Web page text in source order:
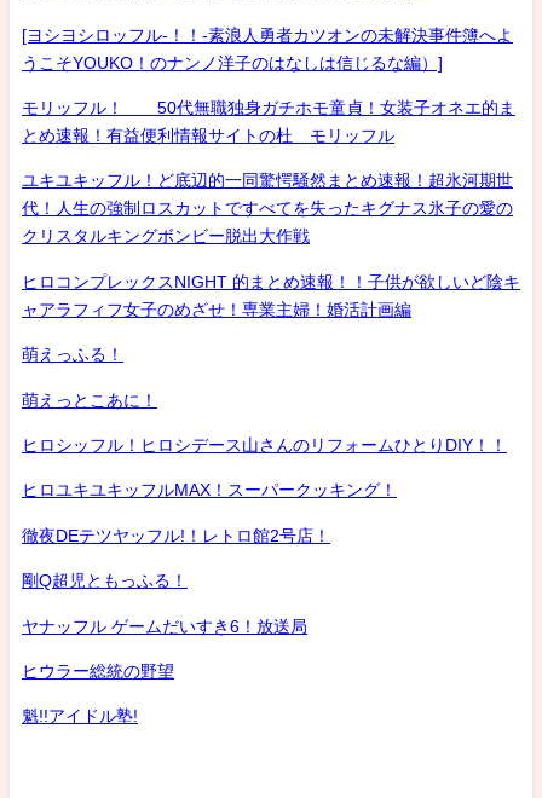
[ヨシヨシロッフル-！！-素浪人勇者カツオンの未解決事件簿へよ
うこそYOUKO！のナンノ洋子のはなしは信じるな編）]
モリッフル！ 50代無職独身ガチホモ童貞！女装子オネエ的ま
とめ速報！有益便利情報サイトの杜 モリッフル
ユキユキッフル！ど底辺的一同驚愕騒然まとめ速報！超氷河期世
代！人生の強制ロスカットですべてを失ったキグナス氷子の愛の
クリスタルキングボンビー脱出大作戦
ヒロコンプレックスNIGHT 的まとめ速報！！子供が欲しいど陰キ
ャアラフィフ女子のめざせ！専業主婦！婚活計画編
萌えっふる！
萌えっとこあに！
ヒロシッフル！ヒロシデース山さんのリフォームひとりDIY！！
ヒロユキユキッフルMAX！スーパークッキング！
徹夜DEテツヤッフル!！レトロ館2号店！
剛Q超児ともっふる！
ヤナッフル ゲームだいすき6！放送局
ヒウラー総統の野望
魁!!アイドル塾!